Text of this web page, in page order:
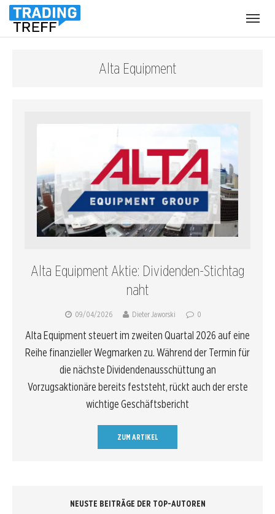
Alta Equipment
Alta Equipment Aktie: Dividenden-Stichtag
naht
09/04/2026 Dieter Jaworski 0
Alta Equipment steuert im zweiten Quartal 2026 auf eine
Reihe finanzieller Wegmarken zu. Während der Termin für
die nächste Dividendenausschüttung an
Vorzugsaktionäre bereits feststeht, rückt auch der erste
wichtige Geschäftsbericht
ZUM ARTIKEL
NEUSTE BEITRÄGE DER TOP-AUTOREN